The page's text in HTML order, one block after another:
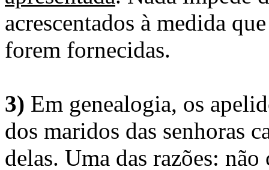
acrescentados à medida
forem fornecidas.
3) Em genealogia, os
dos maridos das senhoras
delas. Uma das razões: